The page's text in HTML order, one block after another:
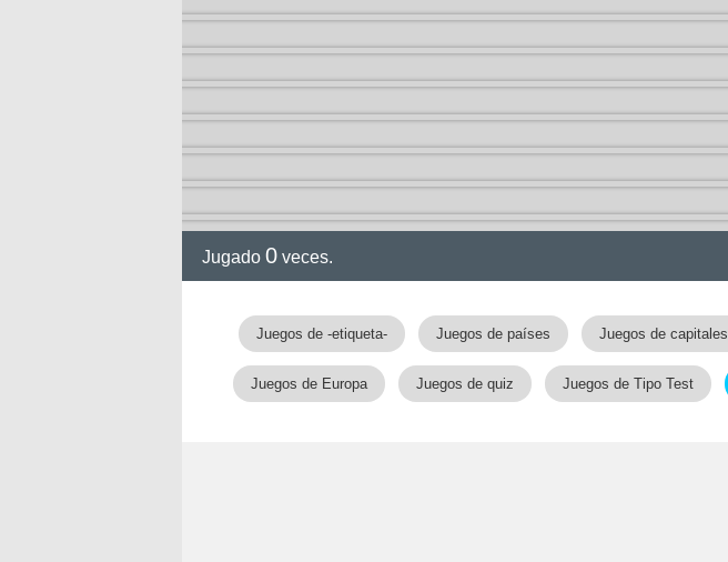
Jugado 0 veces.
Juegos de -etiqueta- Juegos de países Juegos de capitales
Juegos de Europa Juegos de quiz Juegos de Tipo Test